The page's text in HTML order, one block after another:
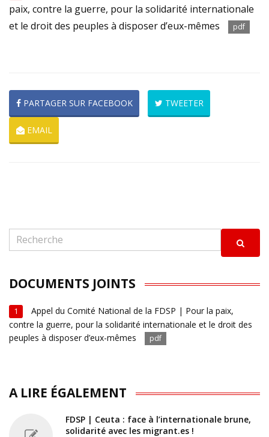
paix, contre la guerre, pour la solidarité internationale
et le droit des peuples à disposer d’eux-mêmes
pdf
PARTAGER SUR FACEBOOK TWEETER
EMAIL
DOCUMENTS JOINTS
1
Appel du Comité National de la FDSP | Pour la paix,
contre la guerre, pour la solidarité internationale et le droit des
peuples à disposer d’eux-mêmes
pdf
A LIRE ÉGALEMENT
FDSP | Ceuta : face à l’internationale brune,
solidarité avec les migrant.es !